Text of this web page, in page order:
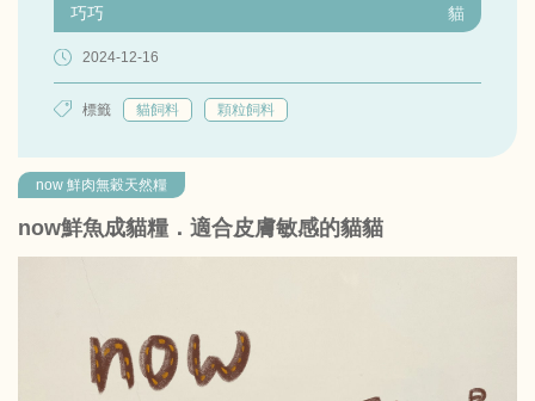
巧巧 貓
2024-12-16
標籤 貓飼料 顆粒飼料
now 鮮肉無穀天然糧
now鮮魚成貓糧．適合皮膚敏感的貓貓